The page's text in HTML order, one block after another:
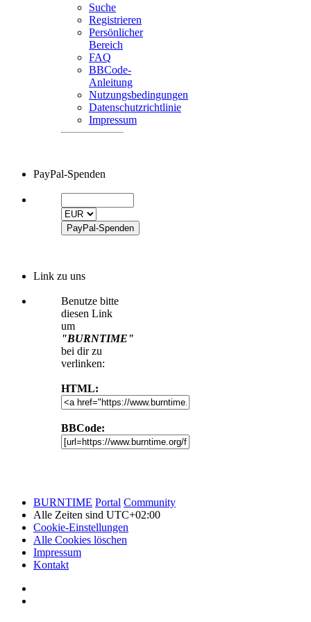
Suche
Registrieren
Persönlicher
Bereich
FAQ
BBCode-
Anleitung
Nutzungsbedingungen
Datenschutzrichtlinie
Impressum
PayPal-Spenden
Link zu uns
Benutze bitte
diesen Link
um
"BURNTIME"
bei dir zu
verlinken:
HTML:
BBCode:
BURNTIME Portal Community
Alle Zeiten sind UTC+02:00
Cookie-Einstellungen
Alle Cookies löschen
Impressum
Kontakt